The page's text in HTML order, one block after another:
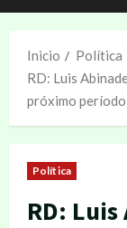
Inicio
Política
RD: Luis
próximo período
Política
RD: